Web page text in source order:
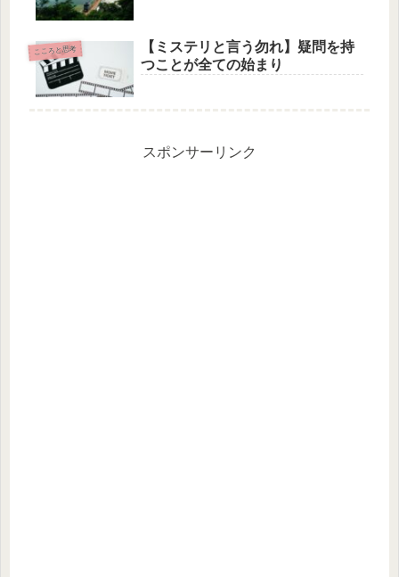
こころと思考
【ミステリと言う勿れ】疑問を持
つことが全ての始まり
スポンサーリンク